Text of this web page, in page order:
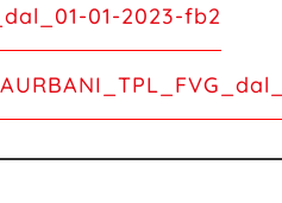
01-2023-fb2